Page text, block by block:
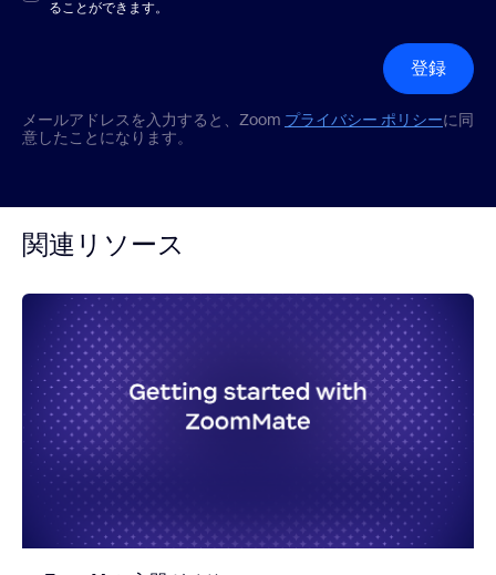
ることができます。
登録
メールアドレスを入力すると、Zoom プライバシー ポリシーに同
意したことになります。
関連リソース